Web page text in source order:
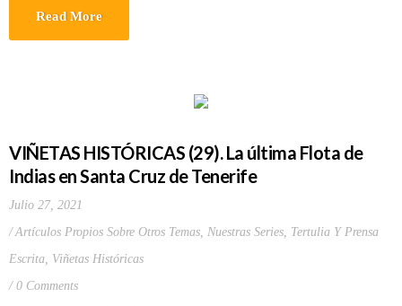
Read More
VIÑETAS HISTÓRICAS (29). La última Flota de
Indias en Santa Cruz de Tenerife
Julio 27, 2021
Artículos Propios Sobre Otros Temas, Nuestras Series, Tertulia Y Prensa
Escrita, Viñetas Históricas
0 Comments